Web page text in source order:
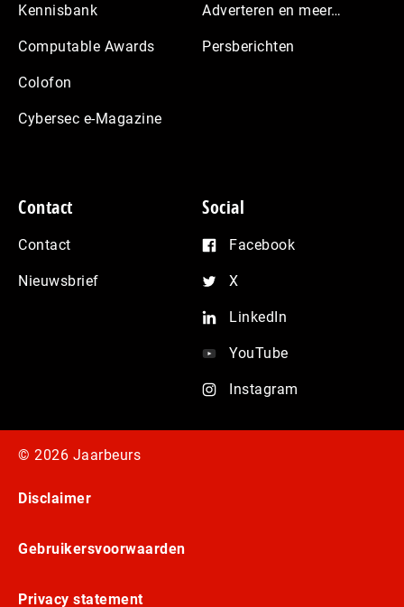
Kennisbank
Computable Awards
Colofon
Cybersec e-Magazine
Adverteren en meer…
Persberichten
Contact
Contact
Nieuwsbrief
Social
Facebook
X
LinkedIn
YouTube
Instagram
© 2026 Jaarbeurs
Disclaimer
Gebruikersvoorwaarden
Privacy statement